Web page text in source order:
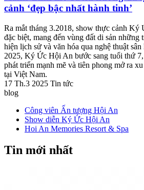
cảnh ‘đẹp bậc nhất hành tinh’
Ra mắt tháng 3.2018, show thực cảnh Ký
đặc biệt, mang đến vùng đất di sản những
hiện lịch sử và văn hóa qua nghệ thuật
2025, Ký Ức Hội An bước sang tuổi thứ
phát triển mạnh mẽ và tiên phong mở ra
tại Việt Nam.
17 Th.3 2025 Tin tức
blog
Công viên Ấn tượng Hội An
Show diễn Ký Ức Hội An
Hoi An Memories Resort & Spa
Tin mới nhất